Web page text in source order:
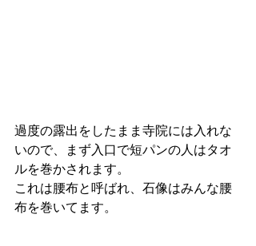
過度の露出をしたまま寺院には入れな
いので、まず入口で短パンの人はタオ
ルを巻かされます。
これは腰布と呼ばれ、石像はみんな腰
布を巻いてます。